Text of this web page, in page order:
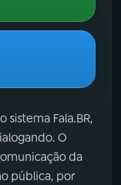
sistema Fala.BR,
O
da
pública, por